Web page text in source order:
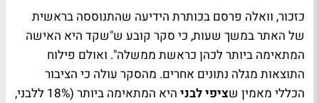
כזכור, וואלה פרסם בכותרת הידיעה שהתנוססה בראשית
של האתר במשך שעות, כי סקר קובע ש"שקד היא האישה
המתאימה ביותר לכהן כראשת ממשלה". ואולם פילוח
התוצאות מגלה נתונים אחרים. מהסקר עולה כי הציבור
הכללי מאמין שציפי לבני
היא המתאימה ביותר (18% ללבני,